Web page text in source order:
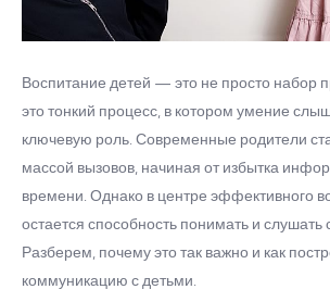
Воспитание детей — это не просто набор
это тонкий процесс, в котором умение
ключевую роль. Современные родители
массой вызовов, начиная от избытка
времени. Однако в центре эффективного
остается способность понимать и слушать
Разберем, почему это так важно и как
коммуникацию с детьми.